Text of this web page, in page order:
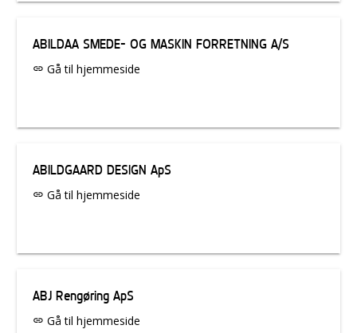
ABILDAA SMEDE- OG MASKIN FORRETNING A/S
link Gå til hjemmeside
ABILDGAARD DESIGN ApS
link Gå til hjemmeside
ABJ Rengøring ApS
link Gå til hjemmeside